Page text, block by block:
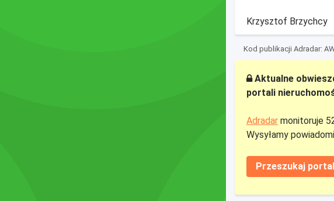
Krzysztof Brzychcy
Kod publikacji Adradar:
Aktualne
portali
Adradar monitoruje
Wysyłamy
Przeszukaj